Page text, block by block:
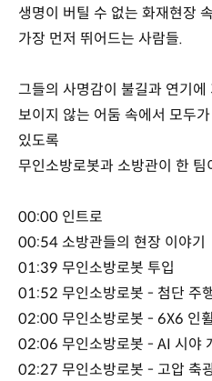
생명이 버틸 수 없는 화재현장
가장 먼저 뛰어드는 사람들.
그들의 사명감이 불길과 연기에
보이지 않는 어둠 속에서 모두
있도록
무인소방로봇과 소방관이 한
00:00 인트로
00:54 소방관들의 현장 이야기
01:39 무인소방로봇 투입
01:52 무인소방로봇 - 첨단 주
02:00 무인소방로봇 - 6X6 인
02:06 무인소방로봇 - AI 시야
02:27 무인소방로봇 - 고압 축